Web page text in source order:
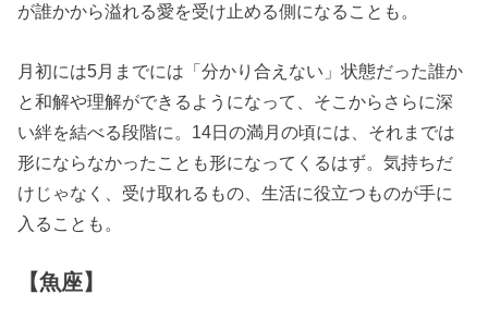
が誰かから溢れる愛を受け止める側になることも。
月初には5月までには「分かり合えない」状態だった誰か
と和解や理解ができるようになって、そこからさらに深
い絆を結べる段階に。14日の満月の頃には、それまでは
形にならなかったことも形になってくるはず。気持ちだ
けじゃなく、受け取れるもの、生活に役立つものが手に
入ることも。
【魚座】